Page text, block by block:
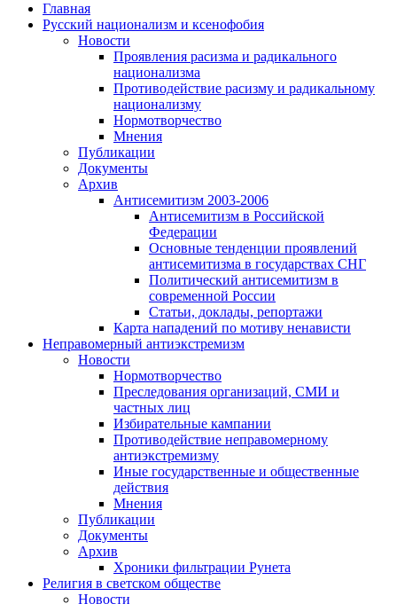
Главная
Русский национализм и ксенофобия
Новости
Проявления расизма и радикального
национализма
Противодействие расизму и радикальному
национализму
Нормотворчество
Мнения
Публикации
Документы
Архив
Антисемитизм 2003-2006
Антисемитизм в Российской
Федерации
Основные тенденции проявлений
антисемитизма в государствах СНГ
Политический антисемитизм в
современной России
Статьи, доклады, репортажи
Карта нападений по мотиву ненависти
Неправомерный антиэкстремизм
Новости
Нормотворчество
Преследования организаций, СМИ и
частных лиц
Избирательные кампании
Противодействие неправомерному
антиэкстремизму
Иные государственные и общественные
действия
Мнения
Публикации
Документы
Архив
Хроники фильтрации Рунета
Религия в светском обществе
Новости